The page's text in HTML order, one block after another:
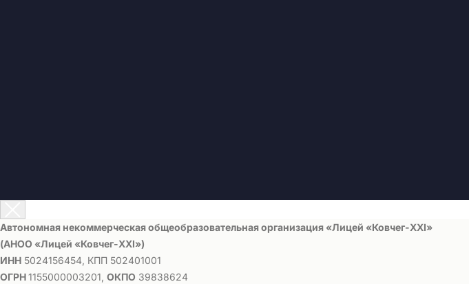
Автономная некоммерческая общеобразовательная организация «Лицей «Ковчег-ХХI»
(АНОО «Лицей «Ковчег-ХХI»)
ИНН 5024156454, КПП 502401001
ОГРН1155000003201, ОКПО 39838624